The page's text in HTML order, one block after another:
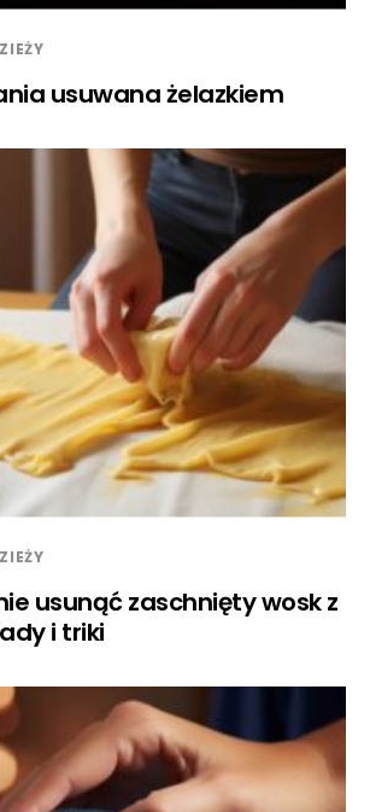
usuwana żelazkiem
usunąć zaschnięty wosk z
i triki